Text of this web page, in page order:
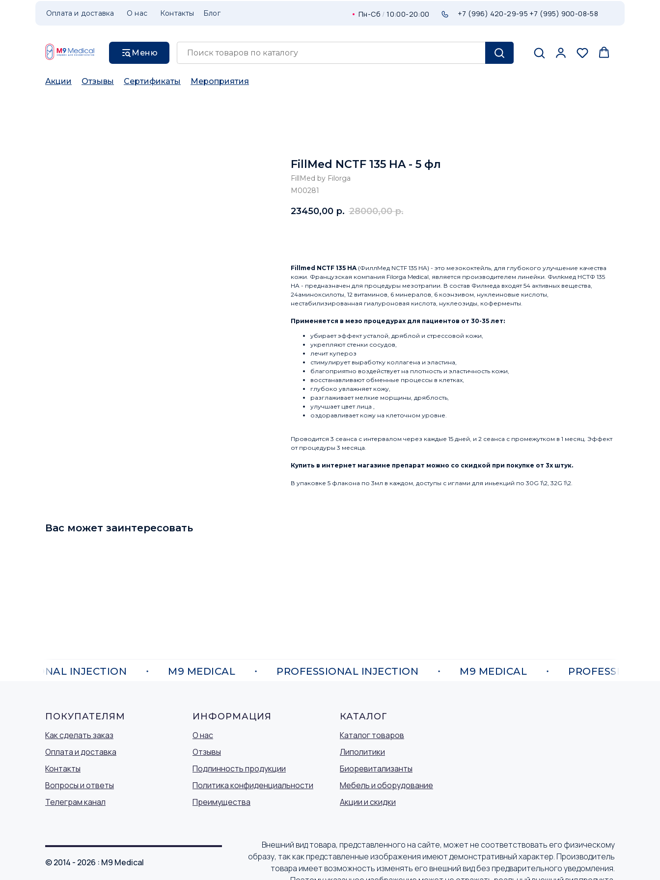
+7 (995) 900-08-58
+7 (996) 420-29-95
Блог
Контакты
О нас
Оплата и доставка Пн-Сб / 10:00-20:00
Меню
Акции Отзывы Сертификаты Мероприятия
FillMed NCTF 135 HA - 5 фл
FillMed by Filorga
М00281
23450,00 р. 28000,00 р.
Fillmed NCTF 135 HA(ФиллМед NCTF 135 HA) - это мезококтейль, для глубокого улучшение качества
кожи. Французская компания Filorga Medical, является производителем линейки. Филkмед НСТФ 135
HA - предназначен для процедуры мезотрапии. В состав Филмеда входят 54 активных вещества,
24аминоксилоты, 12 витаминов, 6 минералов, 6 коэнзивом, нуклеиновые кислоты,
нестабилизированная гиалуроновая кислота, нуклеозиды, коферменты.
Применяется в мезо процедурах для пациентов от 30-35 лет:
убирает эффект усталой, дряблой и стрессовой кожи,
укрепляют стенки сосудов,
лечит купероз
стимулирует выработку коллагена и эластина,
благоприятно воздействует на плотность и эластичность кожи,
восстанавливают обменные процессы в клетках,
глубоко увлажняет кожу,
разглаживает мелкие морщины, дряблость,
улучшает цвет лица ,
оздоравливает кожу на клеточном уровне.
Проводится 3 сеанса с интервалом через каждые 15 дней, и 2 сеанса с промежутком в 1 месяц. Эффект
от процедуры 3 месяца.
Купить в интернет магазине препарат можно со скидкой при покупке от 3х штук.
В упаковке 5 флакона по 3мл в каждом, доступы с иглами для иньекций по 30G 1\2, 32G 1\2.
Вас может заинтересовать
INJECTION M9 MEDICAL PROFESSIONAL INJECTION M9 MEDICAL PROFESSIONAL
ПОКУПАТЕЛЯМ
Как сделать заказ
Оплата и доставка
Контакты
Вопросы и ответы
Телеграм канал
ИНФОРМАЦИЯ
О нас
Отзывы
Подлинность продукции
Политика конфиденциальности
Преимущества
КАТАЛОГ
Каталог товаров
Липолитики
Биоревитализанты
Мебель и оборудование
Акции и скидки
© 2014 - 2026 : M9 Medical
Внешний вид товара, представленного на сайте, может не соответствовать его физическому
образу, так как представленные изображения имеют демонстративный характер. Производитель
товара имеет возможность изменять его внешний вид без предварительного уведомления.